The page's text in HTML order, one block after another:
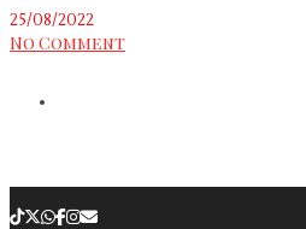
25/08/2022
No Comment